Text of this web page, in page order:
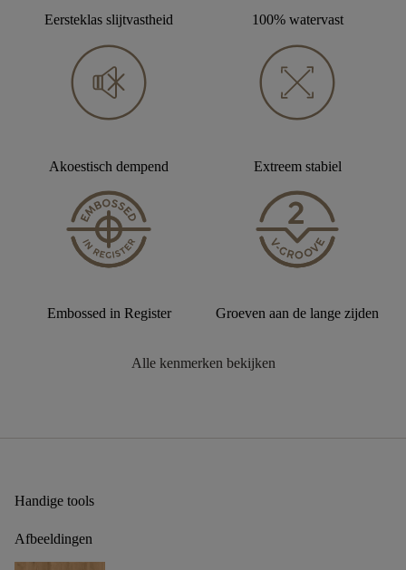
Eersteklas slijtvastheid 100% watervast
Akoestisch dempend Extreem stabiel
Embossed in Register Groeven aan de lange zijden
Alle kenmerken bekijken
Handige tools
Afbeeldingen